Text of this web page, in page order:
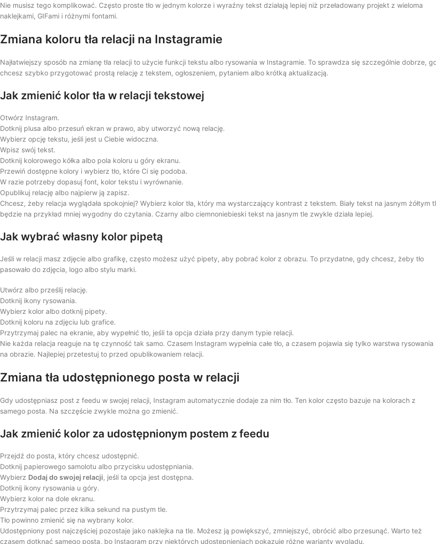
Nie musisz tego komplikować. Często proste tło w jednym kolorze i wyraźny tekst działają lepiej niż przeładowany projekt z wieloma
naklejkami, GIFami i różnymi fontami.
Zmiana koloru tła relacji na Instagramie
Najłatwiejszy sposób na zmianę tła relacji to użycie funkcji tekstu albo rysowania w Instagramie. To sprawdza się szczególnie dobrze,
chcesz szybko przygotować prostą relację z tekstem, ogłoszeniem, pytaniem albo krótką aktualizacją.
Jak zmienić kolor tła w relacji tekstowej
Otwórz Instagram.
Dotknij plusa albo przesuń ekran w prawo, aby utworzyć nową relację.
Wybierz opcję tekstu, jeśli jest u Ciebie widoczna.
Wpisz swój tekst.
Dotknij kolorowego kółka albo pola koloru u góry ekranu.
Przewiń dostępne kolory i wybierz tło, które Ci się podoba.
W razie potrzeby dopasuj font, kolor tekstu i wyrównanie.
Opublikuj relację albo najpierw ją zapisz.
Chcesz, żeby relacja wyglądała spokojniej? Wybierz kolor tła, który ma wystarczający kontrast z tekstem. Biały tekst na jasnym żółtym
będzie na przykład mniej wygodny do czytania. Czarny albo ciemnoniebieski tekst na jasnym tle zwykle działa lepiej.
Jak wybrać własny kolor pipetą
Jeśli w relacji masz zdjęcie albo grafikę, często możesz użyć pipety, aby pobrać kolor z obrazu. To przydatne, gdy chcesz, żeby tło
pasowało do zdjęcia, logo albo stylu marki.
Utwórz albo prześlij relację.
Dotknij ikony rysowania.
Wybierz kolor albo dotknij pipety.
Dotknij koloru na zdjęciu lub grafice.
Przytrzymaj palec na ekranie, aby wypełnić tło, jeśli ta opcja działa przy danym typie relacji.
Nie każda relacja reaguje na tę czynność tak samo. Czasem Instagram wypełnia całe tło, a czasem pojawia się tylko warstwa rysowania
na obrazie. Najlepiej przetestuj to przed opublikowaniem relacji.
Zmiana tła udostępnionego posta w relacji
Gdy udostępniasz post z feedu w swojej relacji, Instagram automatycznie dodaje za nim tło. Ten kolor często bazuje na kolorach z
samego posta. Na szczęście zwykle można go zmienić.
Jak zmienić kolor za udostępnionym postem z feedu
Przejdź do posta, który chcesz udostępnić.
Dotknij papierowego samolotu albo przycisku udostępniania.
Wybierz Dodaj do swojej relacji, jeśli ta opcja jest dostępna.
Dotknij ikony rysowania u góry.
Wybierz kolor na dole ekranu.
Przytrzymaj palec przez kilka sekund na pustym tle.
Tło powinno zmienić się na wybrany kolor.
Udostępniony post najczęściej pozostaje jako naklejka na tle. Możesz ją powiększyć, zmniejszyć, obrócić albo przesunąć. Warto też
czasem dotknąć samego posta, bo Instagram przy niektórych udostępnieniach pokazuje różne warianty wyglądu.